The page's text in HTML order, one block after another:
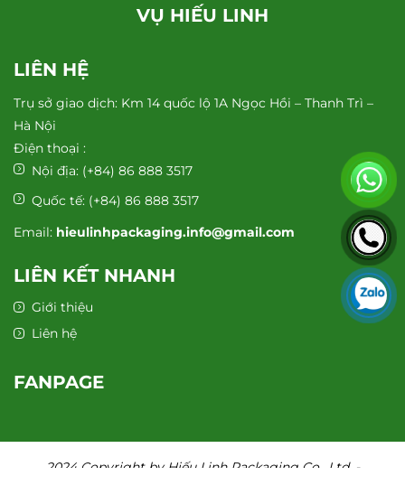
VỤ HIẾU LINH
LIÊN HỆ
Trụ sở giao dịch: Km 14 quốc lộ 1A Ngọc Hồi – Thanh Trì –
Hà Nội
Điện thoại :
Nội địa: (+84) 86 888 3517
Quốc tế: (+84) 86 888 3517
Email: hieulinhpackaging.info@gmail.com
LIÊN KẾT NHANH
Giới thiệu
Liên hệ
FANPAGE
2024 Copyright by Hiếu Linh Packaging Co., Ltd. -